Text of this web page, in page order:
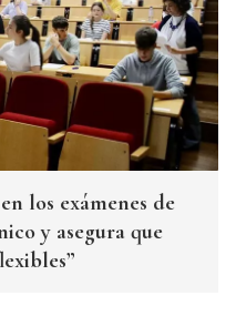
los exámenes de
y asegura que